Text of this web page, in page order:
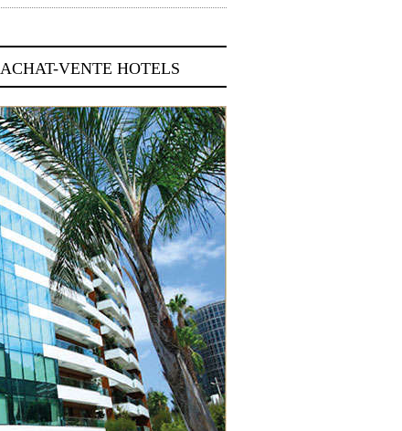
ACHAT-VENTE HOTELS